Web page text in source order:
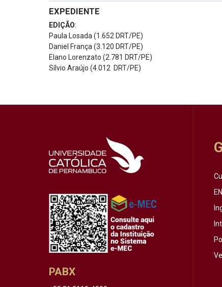
EXPEDIENTE
EDIÇÃO:
Paula Losada (1.652 DRT/PE)
Daniel França (3.120 DRT/PE)
Elano Lorenzato (2.781 DRT/PE)
Sílvio Araújo (4.012 DRT/PE)
PABX